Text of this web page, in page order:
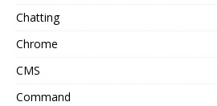
Chatting
Chrome
CMS
Command